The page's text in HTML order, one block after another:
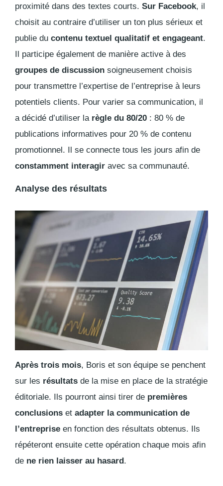
proximité dans des textes courts. Sur Facebook, il
choisit au contraire d’utiliser un ton plus sérieux et
publie du contenu textuel qualitatif et engageant.
Il participe également de manière active à des
groupes de discussion soigneusement choisis
pour transmettre l’expertise de l’entreprise à leurs
potentiels clients. Pour varier sa communication, il
a décidé d’utiliser la règle du 80/20 : 80 % de
publications informatives pour 20 % de contenu
promotionnel. Il se connecte tous les jours afin de
constamment interagir avec sa communauté.
Analyse des résultats
Après trois mois, Boris et son équipe se penchent
sur les résultats de la mise en place de la stratégie
éditoriale. Ils pourront ainsi tirer de premières
conclusions et adapter la communication de
l’entreprise en fonction des résultats obtenus. Ils
répéteront ensuite cette opération chaque mois afin
de ne rien laisser au hasard.